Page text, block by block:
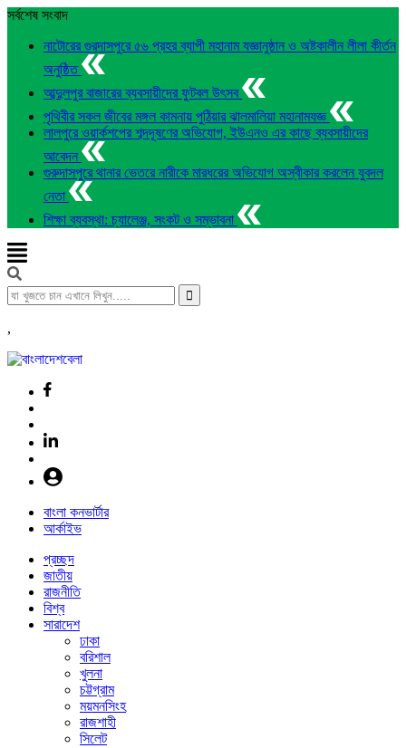
সর্বশেষ সংবাদ
নাটোরের গুরদাসপুরে ৫৬ প্রহর ব্যাপী মহানাম যজ্ঞানুষ্ঠান ও অষ্টকালীন লীলা কীর্তন
অনুষ্ঠিত
আব্দুলপুর বাজারের ব্যবসায়ীদের ফুটবল উৎসব
পৃথিবীর সকল জীবের মঙ্গল কামনায় পুঠিয়ার ঝালমালিয়া মহানামযজ্ঞ
লালপুরে ওয়ার্কশপের শব্দদূষণের অভিযোগ, ইউএনও এর কাছে ব্যবসায়ীদের
আবেদন
গুরুদাসপুরে থানার ভেতরে নারীকে মারধরের অভিযোগ অস্বীকার করলেন যুবদল
নেতা
শিক্ষা ব্যবস্থা: চ্যালেঞ্জ, সংকট ও সম্ভাবনা
,
বাংলা কনভার্টার
আর্কাইভ
প্রচ্ছদ
জাতীয়
রাজনীতি
বিশ্ব
সারাদেশ
ঢাকা
বরিশাল
খুলনা
চট্টগ্রাম
ময়মনসিংহ
রাজশাহী
সিলেট